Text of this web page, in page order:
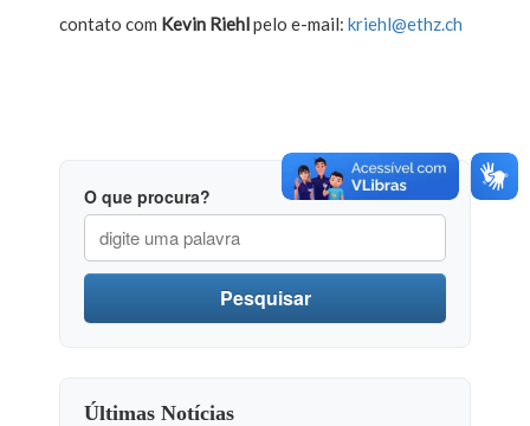
contato com Kevin Riehlpelo e-mail: kriehl@ethz.ch
O que procura?
Pesquisar
Últimas Notícias